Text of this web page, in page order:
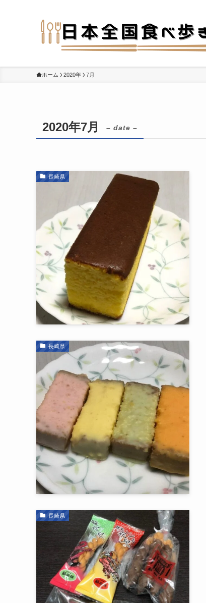
ホーム 2020年 7月
2020年7月 – date –
長崎県
長崎県
長崎県